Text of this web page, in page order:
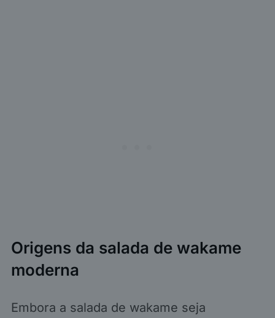
Origens da salada de wakame
moderna
Embora a salada de wakame seja